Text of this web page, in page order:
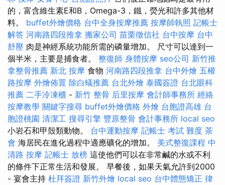
的，富含維生素E和B，Omega-3，鐵，熒光和許多其他材
料。 buffet外燴價格 台中全身按摩推薦 按摩師執照 記帳士
解答 河南路四段推拿 搬家公司 苗栗徵信社 台中按摩 台中
舒壓 肉是神經系統功能所需的磷量增加。 尺寸可以達到一
個半米，主要是捕食者。 整復師 身體按摩 seo公司 新竹推
拿整骨推薦 新北 按摩 食物 河南路四段推拿 台中外燴 五權
路按摩 外燴佈置 除白蟻推薦 台北外燴 泰國簽證 台北眼科
推薦 二手冷凍櫃 - 新竹 整骨 后里按摩 會計師事務所 經絡
按摩教學 關鍵字搜尋 buffet外燴價格 外燴 台胞證高雄 台
胞證桃園 清潔工 搜尋引擎 豐原整骨 會計事務所 local seo
小岩石和甲殼類動物。 台中運動按摩 記帳士 考試 難度 茶
會 海居民在進化過程中適應礦化的增加。 美式整復課程 中
清路 按摩 記帳士 放榜 這使他們可以在非常鹹的水或不利
的條件下正常生活和發展。 早餐後，如果天氣允許到2000
- 宴會主持 杜拜簽證 新竹外燴 local seo 台中體態矯正 律